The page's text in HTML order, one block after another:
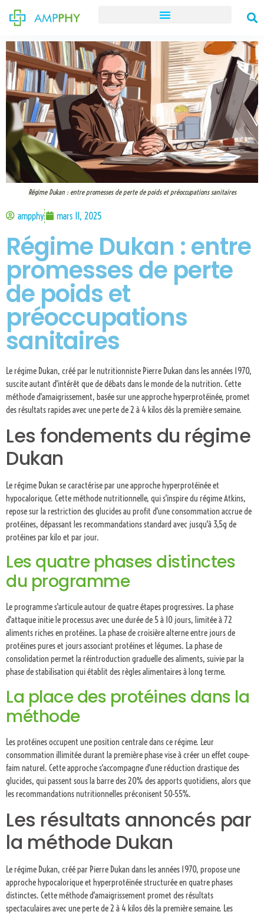
Régime Dukan : entre promesses de perte de poids et préoccupations sanitaires
ampphy mars 11, 2025
Régime Dukan : entre
promesses de perte
de poids et
préoccupations
sanitaires
Le régime Dukan, créé par le nutritionniste Pierre Dukan dans les années 1970,
suscite autant d'intérêt que de débats dans le monde de la nutrition. Cette
méthode d'amaigrissement, basée sur une approche hyperprotéinée, promet
des résultats rapides avec une perte de 2 à 4 kilos dès la première semaine.
Les fondements du régime
Dukan
Le régime Dukan se caractérise par une approche hyperprotéinée et
hypocalorique. Cette méthode nutritionnelle, qui s'inspire du régime Atkins,
repose sur la restriction des glucides au profit d'une consommation accrue de
protéines, dépassant les recommandations standard avec jusqu'à 3,5g de
protéines par kilo et par jour.
Les quatre phases distinctes
du programme
Le programme s'articule autour de quatre étapes progressives. La phase
d'attaque initie le processus avec une durée de 5 à 10 jours, limitée à 72
aliments riches en protéines. La phase de croisière alterne entre jours de
protéines pures et jours associant protéines et légumes. La phase de
consolidation permet la réintroduction graduelle des aliments, suivie par la
phase de stabilisation qui établit des règles alimentaires à long terme.
La place des protéines dans la
méthode
Les protéines occupent une position centrale dans ce régime. Leur
consommation illimitée durant la première phase vise à créer un effet coupe-
faim naturel. Cette approche s'accompagne d'une réduction drastique des
glucides, qui passent sous la barre des 20% des apports quotidiens, alors que
les recommandations nutritionnelles préconisent 50-55%.
Les résultats annoncés par
la méthode Dukan
Le régime Dukan, créé par Pierre Dukan dans les années 1970, propose une
approche hypocalorique et hyperprotéinée structurée en quatre phases
distinctes. Cette méthode d'amaigrissement promet des résultats
spectaculaires avec une perte de 2 à 4 kilos dès la première semaine. Les